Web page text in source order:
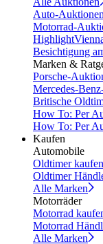
Auto-Auktionen
Motorrad-
Highlight
Besichtigung
Marken &
Porsche-
Mercedes-
Britische
How To: Per
How To: Per
Kaufen
Automobile
Oldtimer kaufen
Oldtimer
Alle Marken
Motorräder
Motorrad
Motorrad
Alle Marken